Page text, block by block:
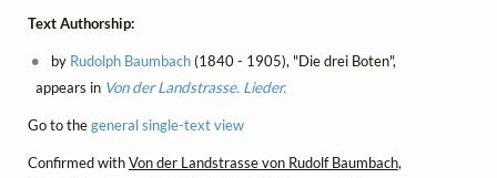
Text Authorship:
by Rudolph Baumbach(1840 - 1905), "Die drei Boten",
appears in Von der Landstrasse. Lieder.
Go to thegeneral single-text view
Confirmed withVon der Landstrasse von Rudolf Baumbach,